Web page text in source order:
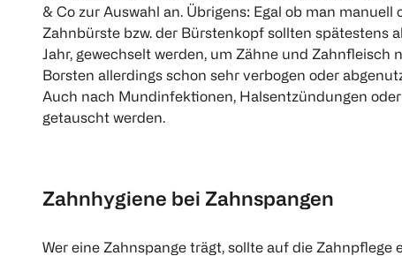
& Co zur Auswahl an. Übrigens: Egal ob man
Zahnbürste bzw. der Bürstenkopf sollten spätestens
Jahr, gewechselt werden, um Zähne und Zahnfleisch
Borsten allerdings schon sehr verbogen oder
Auch nach Mundinfektionen, Halsentzündungen
getauscht werden.
Zahnhygiene bei Zahnspangen
Wer eine Zahnspange trägt, sollte auf die